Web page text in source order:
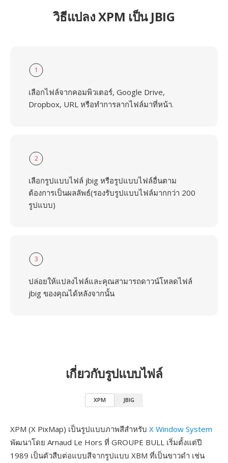
วิธีแปลง XPM เป็น JBIG
1
เลือกไฟล์จากคอมพิวเตอร์, Google Drive,
Dropbox, URL หรือทำการลากไฟล์มาที่หน้า.
2
เลือกรูปแบบไฟล์ jbig หรือรูปแบบไฟล์อื่นตาม
ต้องการเป็นผลลัพธ์(รองรับรูปแบบไฟล์มากกว่า 200
รูปแบบ)
3
ปล่อยให้แปลงไฟล์และคุณสามารถดาวน์โหลดไฟล์
jbig ของคุณได้หลังจากนั้น
เกี่ยวกับรูปแบบไฟล์
XPM JBIG
XPM (X PixMap) เป็นรูปแบบภาพสีสำหรับ X Window System
พัฒนาโดย Arnaud Le Hors ที่ GROUPE BULL เริ่มตั้งแต่ปี
1989 เป็นตัวสืบต่อแบบสีจากรูปแบบ XBM ที่เป็นขาวดำ เช่น